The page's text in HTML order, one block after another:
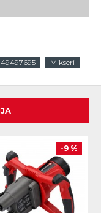
49497695 Mikseri
-9 %